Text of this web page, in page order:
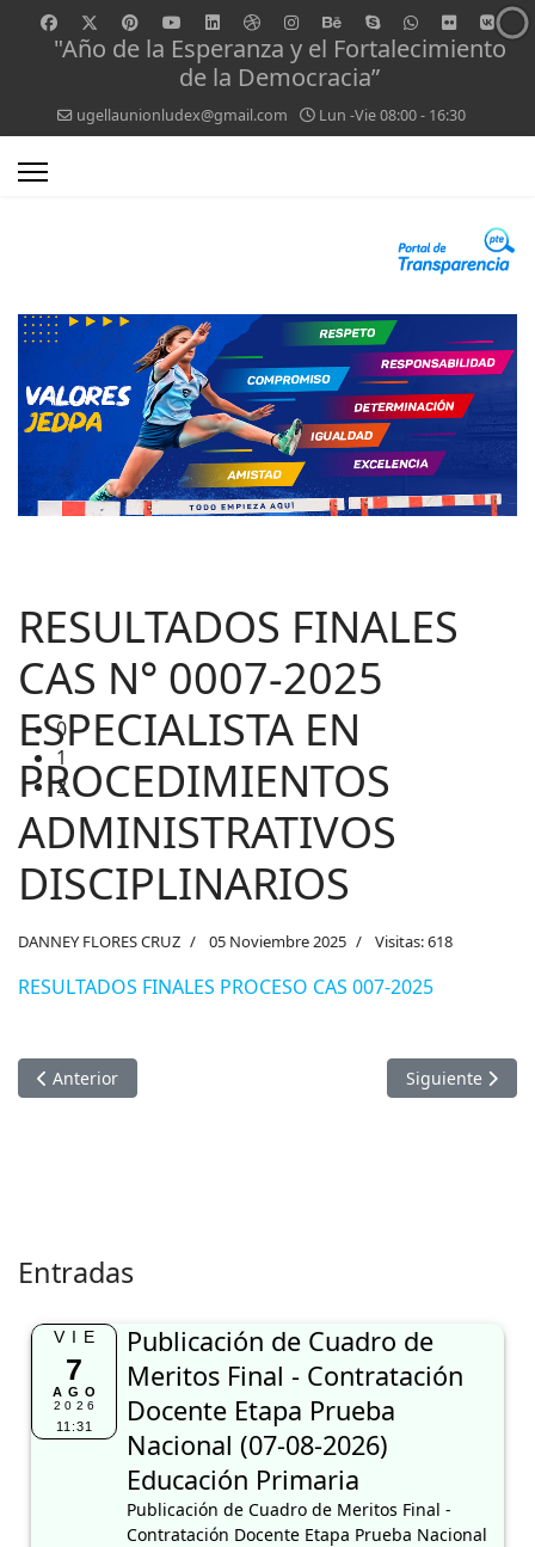
"Año de la Esperanza y el Fortalecimiento
de la Democracia”
ugellaunionludex@gmail.com Lun -Vie 08:00 - 16:30
RESULTADOS FINALES
CAS N° 0007-2025
ESPECIALISTA EN
PROCEDIMIENTOS
ADMINISTRATIVOS
DISCIPLINARIOS
DANNEY FLORES CRUZ 05 Noviembre 2025 Visitas: 618
RESULTADOS FINALES PROCESO CAS 007-2025
Artículo anterior: PUBLICACIÓN FINAL DE CUADRO DE
Anterior Artículo
Siguiente
Entradas
VIE
7
AGO
2026
11:31
Publicación de Cuadro de
Meritos Final - Contratación
Docente Etapa Prueba
Nacional (07-08-2026)
Educación Primaria
Publicación de Cuadro de Meritos Final -
Contratación Docente Etapa Prueba Nacional